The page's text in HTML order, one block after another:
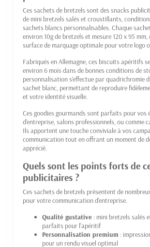
Ces sachets de bretzels sont des snacks
de mini bretzels salés et croustillants,
sachets blancs personnalisables. Chaque
environ 10g de bretzels et mesure 120 x 95
surface de marquage optimale pour votre logo
Fabriqués en Allemagne, ces biscuits apéritifs
environ 6 mois dans de bonnes conditions de
personnalisation s'effectue par quadrichromie
sachet blanc, permettant de reproduire
et votre identité visuelle.
Ces goodies gourmands sont parfaits pour vos
d'entreprise, salons professionnels, ou comme
Ils apportent une touche conviviale à vos
communication tout en offrant un moment de
apprécié.
Quels sont les points forts de
publicitaires ?
Ces sachets de bretzels présentent de
pour votre communication d'entreprise.
Qualité gustative : mini bretzels salés
parfaits pour l'apéritif
Personnalisation premium :
pour un rendu visuel optimal